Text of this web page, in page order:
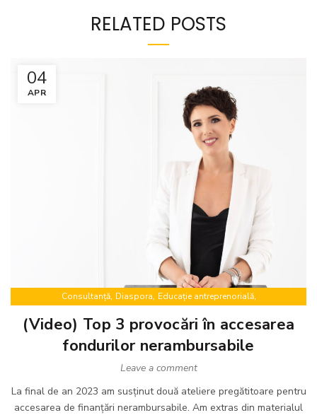
RELATED POSTS
04
APR
Consultanță, Diaspora, Educație antreprenorială,
(Video) Top 3 provocări în accesarea
fondurilor nerambursabile
Leave a comment
La final de an 2023 am susținut două ateliere pregătitoare pentru
accesarea de finanțări nerambursabile. Am extras din materialul